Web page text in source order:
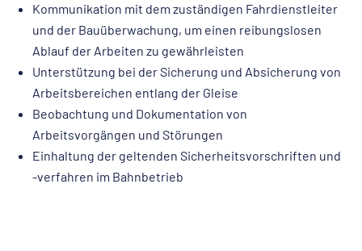
Kommunikation mit dem zuständigen Fahrdienstleiter
und der Bauüberwachung, um einen reibungslosen
Ablauf der Arbeiten zu gewährleisten
Unterstützung bei der Sicherung und Absicherung von
Arbeitsbereichen entlang der Gleise
Beobachtung und Dokumentation von
Arbeitsvorgängen und Störungen
Einhaltung der geltenden Sicherheitsvorschriften und
-verfahren im Bahnbetrieb